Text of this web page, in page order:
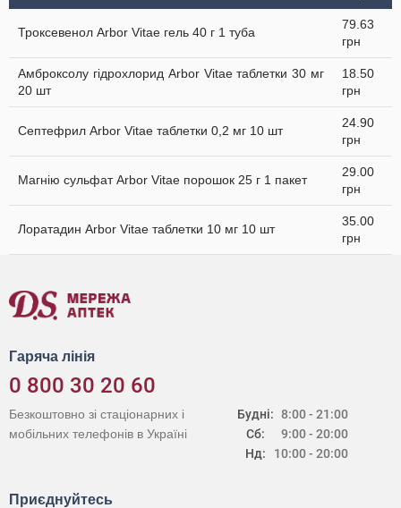
Троксевенол Arbor Vitae гель 40 г 1 туба
79.63
грн
Амброксолу гідрохлорид Arbor Vitae таблетки 30 мг
20 шт
18.50
грн
Септефрил Arbor Vitae таблетки 0,2 мг 10 шт
24.90
грн
Магнію сульфат Arbor Vitae порошок 25 г 1 пакет
29.00
грн
Лоратадин Arbor Vitae таблетки 10 мг 10 шт
35.00
грн
Гаряча лінія
0 800 30 20 60
Будні:
Сб:
Нд:
8:00 - 21:00
9:00 - 20:00
10:00 - 20:00
Безкоштовно зі стаціонарних і
мобільних телефонів в Україні
Приєднуйтесь